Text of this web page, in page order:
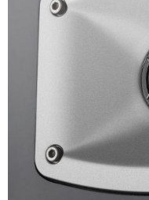
nội lực, mang lại trải
những không gian có
phòng khách, phòng
Công suất hoạt động
tín hiệu âm thanh ở
tượng méo tiếng
quan trọng trong những
mở rộng hoặc khi phát
phim hành động. Loa